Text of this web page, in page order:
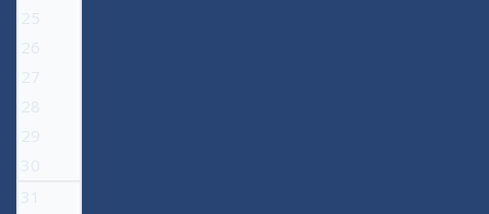
25
26
27
28
29
30
31